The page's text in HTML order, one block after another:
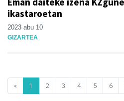
ikastaroetan
2023 abu 10
GIZARTEA
« 1 2 3 4 5 6